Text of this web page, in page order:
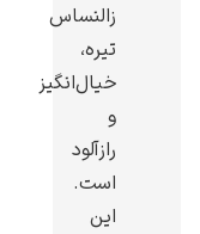
پل سزان
زالنساس
تیره،
خیال‌انگیز
و
رازآلود
است.
این